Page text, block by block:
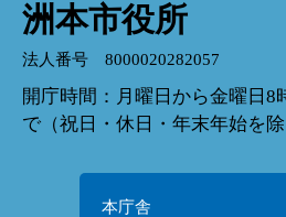
洲本市役所
法人番号 8000020282057
開庁時間：月曜日から金曜日8
で（祝日・休日・年末年始を除
本庁舎